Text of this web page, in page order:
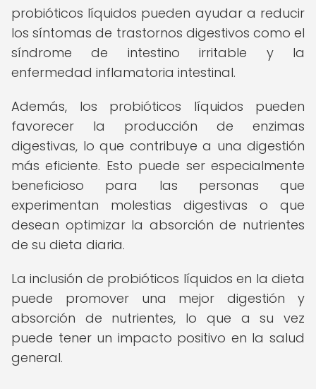
probióticos líquidos pueden ayudar a reducir
los síntomas de trastornos digestivos como el
síndrome de intestino irritable y la
enfermedad inflamatoria intestinal.
Además, los probióticos líquidos pueden
favorecer la producción de enzimas
digestivas, lo que contribuye a una digestión
más eficiente. Esto puede ser especialmente
beneficioso para las personas que
experimentan molestias digestivas o que
desean optimizar la absorción de nutrientes
de su dieta diaria.
La inclusión de probióticos líquidos en la dieta
puede promover una mejor digestión y
absorción de nutrientes, lo que a su vez
puede tener un impacto positivo en la salud
general.